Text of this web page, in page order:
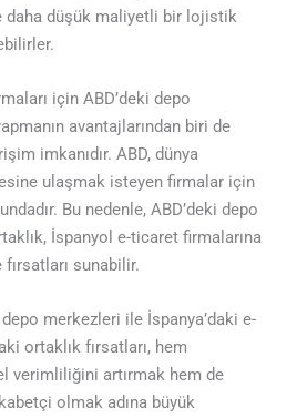
daha düşük maliyetli bir lojistik
için ABD’deki depo
avantajlarından biri de
imkanıdır. ABD, dünya
ulaşmak isteyen firmalar için
Bu nedenle, ABD’deki depo
İspanyol e-ticaret firmalarına
sunabilir.
merkezleri ile İspanya’daki e-
ortaklık fırsatları, hem
verimliliğini artırmak hem de
olmak adına büyük